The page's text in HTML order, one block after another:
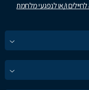
ו/או לנפגעי מלחמת